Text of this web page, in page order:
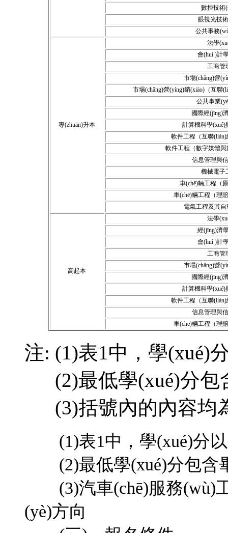
數控技術
眼視光技
公共事務
專(zhuān)升本
法學
會(huì )計
工商管
市場(chǎng)營
市場(chǎng)營(yíng)銷(xiāo)（互聯
公共事業
國際經(jīng)
計算機科學(xué)
軟件工程（互聯(lián)
軟件工程（數字媒體與
信息管理與
機械電子
車(chē)輛工程（
車(chē)輛工程（理
電氣工程及其自
高起本
法學
經(jīng)濟
會(huì )計
工商管
市場(chǎng)營
國際經(jīng)
計算機科學(xué)
軟件工程（互聯(lián)
信息管理與
車(chē)輛工程（理
注: (1)表1中，學(xué)
(2)最低學(xué)分包含
(3)括號內的內容均
(1)表1中，學(xué)分
(2)最低學(xué)分包含畢
(3)汽車(chē)服務(wù)工
(yè)方向